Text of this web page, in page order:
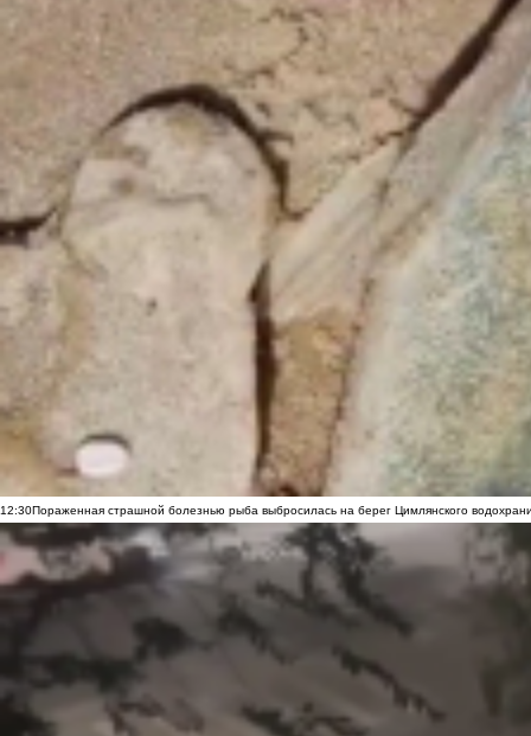
12:30Пораженная страшной болезнью рыба выбросилась на берег Цимлянского